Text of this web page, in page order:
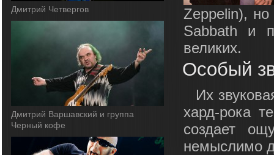
Дмитрий Четвергов
Дмитрий Варшавский и группа
Черный кофе
Zeppelin),
Sabbath и
великих.
Особый
Их
хард-рока
создает
немыслимо